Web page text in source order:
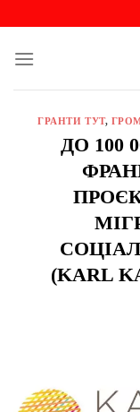
content
ГРАНТИ ТУТ,
ДО 100
(KARL